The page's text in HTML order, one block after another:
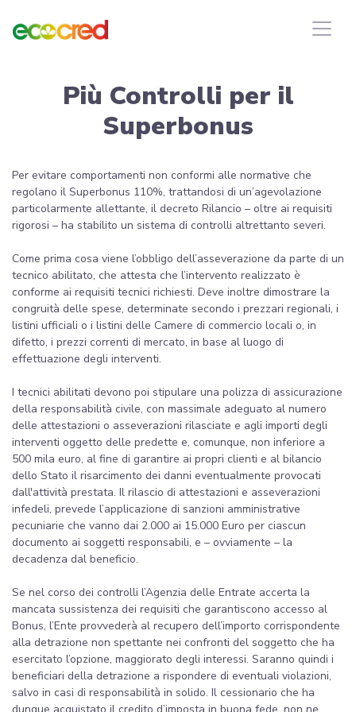
Più Controlli per il
Superbonus
Per evitare comportamenti non conformi alle normative che
regolano il Superbonus 110%, trattandosi di un’agevolazione
particolarmente allettante, il decreto Rilancio – oltre ai requisiti
rigorosi – ha stabilito un sistema di controlli altrettanto severi.
Come prima cosa viene l’obbligo dell’asseverazione da parte di un
tecnico abilitato, che attesta che l’intervento realizzato è
conforme ai requisiti tecnici richiesti. Deve inoltre dimostrare la
congruità delle spese, determinate secondo i prezzari regionali, i
listini ufficiali o i listini delle Camere di commercio locali o, in
difetto, i prezzi correnti di mercato, in base al luogo di
effettuazione degli interventi.
I tecnici abilitati devono poi stipulare una polizza di assicurazione
della responsabilità civile, con massimale adeguato al numero
delle attestazioni o asseverazioni rilasciate e agli importi degli
interventi oggetto delle predette e, comunque, non inferiore a
500 mila euro, al fine di garantire ai propri clienti e al bilancio
dello Stato il risarcimento dei danni eventualmente provocati
dall'attività prestata. Il rilascio di attestazioni e asseverazioni
infedeli, prevede l’applicazione di sanzioni amministrative
pecuniarie che vanno dai 2.000 ai 15.000 Euro per ciascun
documento ai soggetti responsabili, e – ovviamente – la
decadenza dal beneficio.
Se nel corso dei controlli l’Agenzia delle Entrate accerta la
mancata sussistenza dei requisiti che garantiscono accesso al
Bonus, l’Ente provvederà al recupero dell’importo corrispondente
alla detrazione non spettante nei confronti del soggetto che ha
esercitato l’opzione, maggiorato degli interessi. Saranno quindi i
beneficiari della detrazione a rispondere di eventuali violazioni,
salvo in casi di responsabilità in solido. Il cessionario che ha